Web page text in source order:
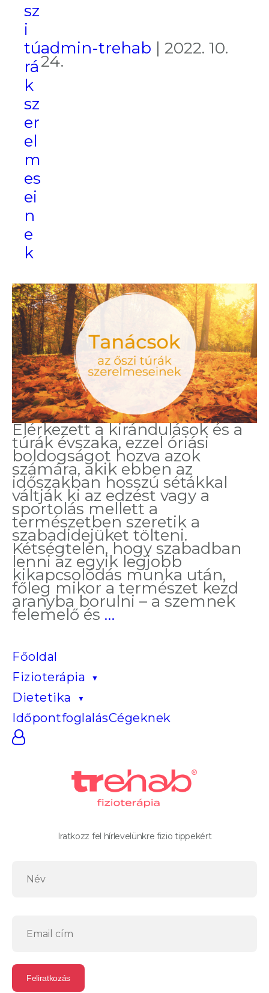
sz
i
tú
rá
k
sz
er
el
m
es
ei
n
e
k
admin-trehab | 2022. 10.
24.
Elérkezett a kirándulások és a
túrák évszaka, ezzel óriási
boldogságot hozva azok
számára, akik ebben az
időszakban hosszú sétákkal
váltják ki az edzést vagy a
sportolás mellett a
természetben szeretik a
szabadidejüket tölteni.
Kétségtelen, hogy szabadban
lenni az egyik legjobb
kikapcsolódás munka után,
főleg mikor a természet kezd
aranyba borulni – a szemnek
felemelő és …
Főoldal
Fizioterápia
Dietetika
IdőpontfoglalásCégeknek
Iratkozz fel hírlevelünkre fizio tippekért